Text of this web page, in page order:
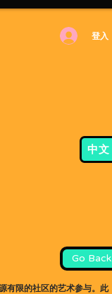
登入
中文
Go Back
有限的社区的艺术参与。此